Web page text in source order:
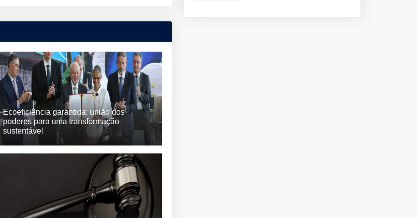
Ecoeficiência garantida: união dos
poderes para uma transformação
sustentável